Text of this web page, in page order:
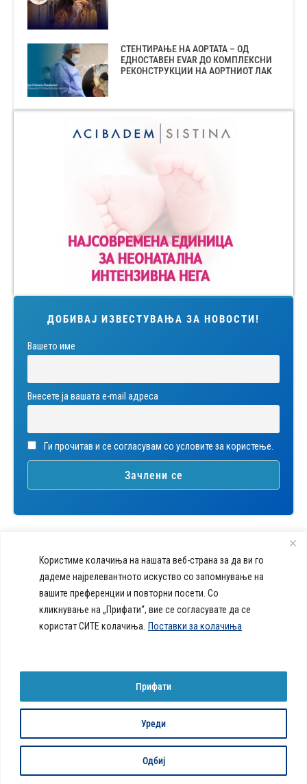
Користиме колачиња на нашата веб-страна за да ви го
дадеме најрелевантното искуство со запомнување на
вашите преференции и повторни посети. Со
кликнување на „Прифати“, вие се согласувате да се
користат СИТЕ колачиња. Поставки за колачиња
Уреди
Одбиј
Прифати
СТЕНТИРАЊЕ НА АОРТАТА – ОД
ЕДНОСТАВЕН EVAR ДО КОМПЛЕКСНИ
РЕКОНСТРУКЦИИ НА АОРТНИОТ ЛАК
ДОБИВАЈ ИЗВЕСТУВАЊА ЗА НОВОСТИ!
Вашето име
Внесете ја вашата е-mail адреса
Ги прочитав и се согласувам со условите за користење.
Daily Dose Of Health -
портал кој ќе ви ги одговори
сите прашања за вашето
здравје и ќе ви даде совети
callcenter@acibademsistina.mk
+ 389 2 30 99 500
© 2026 Сите права се задржаниПолитика за колачиња на веб-страница
Developed by:Unet